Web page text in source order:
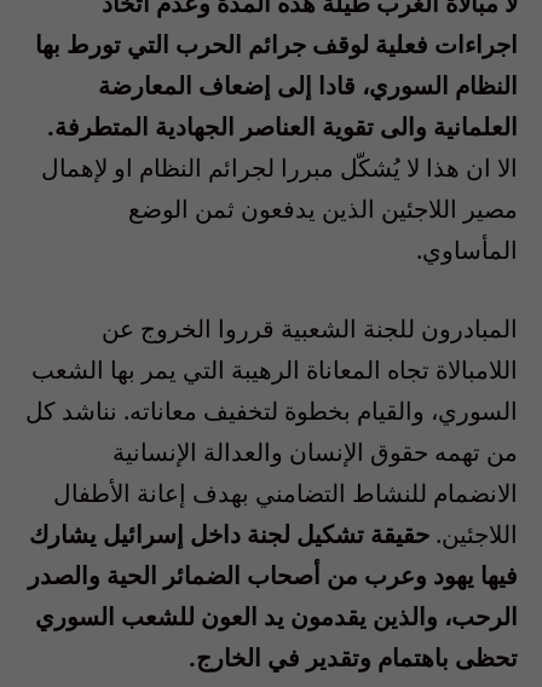
اجراءات فعلية لوقف جرائم الحرب التي تورط بها
النظام السوري، قادا إلى إضعاف المعارضة
العلمانية والى تقوية العناصر الجهادية المتطرفة.
الا ان هذا لا يُشكّل مبررا لجرائم النظام او لإهمال
مصير اللاجئين الذين يدفعون ثمن الوضع
المأساوي.
المبادرون للجنة الشعبية قرروا الخروج عن
اللامبالاة تجاه المعاناة الرهيبة التي يمر بها الشعب
السوري، والقيام بخطوة لتخفيف معاناته. نناشد كل
من تهمه حقوق الإنسان والعدالة الإنسانية
الانضمام للنشاط التضامني بهدف إعانة الأطفال
اللاجئين.حقيقة تشكيل لجنة داخل إسرائيل يشارك
فيها يهود وعرب من أصحاب الضمائر الحية والصدر
الرحب، والذين يقدمون يد العون للشعب السوري
تحظى باهتمام وتقدير في الخارج.